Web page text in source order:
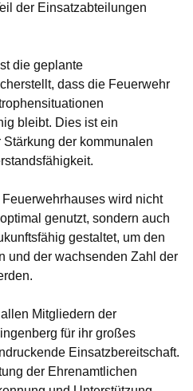
der Einsatzabteilungen
die geplante
dass die Feuerwehr
bleibt. Dies ist ein
der kommunalen
wird nicht
genutzt, sondern auch
gestaltet, um den
und der wachsenden Zahl der
Mitgliedern der
für ihr großes
Einsatzbereitschaft.
der Ehrenamtlichen